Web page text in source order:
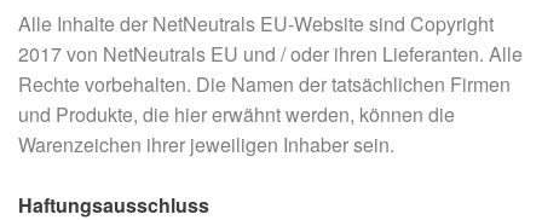
Alle Inhalte der NetNeutrals EU-Website sind Copyright
2017 von NetNeutrals EU und / oder ihren Lieferanten. Alle
Rechte vorbehalten. Die Namen der tatsächlichen Firmen
und Produkte, die hier erwähnt werden, können die
Warenzeichen ihrer jeweiligen Inhaber sein.
Haftungsausschluss